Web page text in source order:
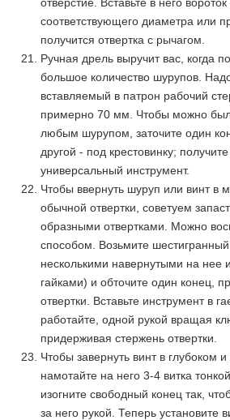
соответствующего диаметра или
получится отвертка с рычагом.
Ручная дрель выручит вас, когда
большое количество шурупов.
вставляемый в патрон рабочий
примерно 70 мм. Чтобы можно
любым шурупом, заточите один
другой - под крестовинку;
универсальный инструмент.
Чтобы ввернуть шуруп или винт в
обычной отвертки, советуем
образными отвертками. Можно
способом. Возьмите
несколькими навернутыми на нее
гайками) и обточите один конец,
отвертки. Вставьте инструмент в
работайте, одной рукой вращая
придерживая стержень отвертки.
Чтобы завернуть винт в глубоком и
намотайте на него 3-4 витка
изогните свободный конец так,
за него рукой. Теперь установите